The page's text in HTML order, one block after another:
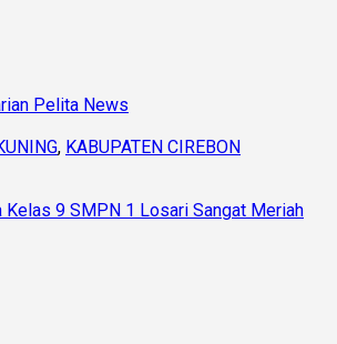
Pelita News
, KABUPATEN CIREBON